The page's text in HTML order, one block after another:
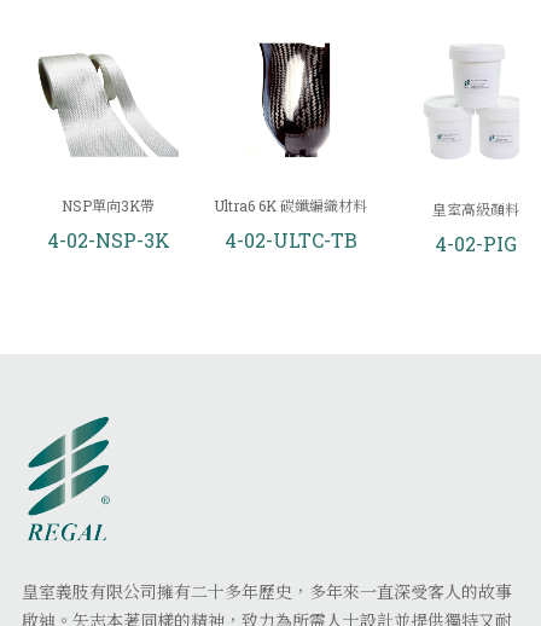
NSP單向3K帶
4-02-NSP-3K
Ultra6 6K 碳纖編織材料
4-02-ULTC-TB
皇室高級顏料
4-02-PIG
皇室義肢有限公司擁有二十多年歷史，多年來一直深受客人的故事
啟迪。矢志本著同樣的精神，致力為所需人士設計並提供獨特又耐